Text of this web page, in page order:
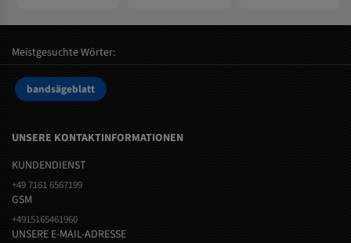
Meistgesuchte Wörter:
bandsägeblatt
UNSERE KONTAKTINFORMATIONEN
KUNDENDIENST
+49 7161 6567199
GSM
+4915165461960
UNSERE E-MAIL-ADRESSE